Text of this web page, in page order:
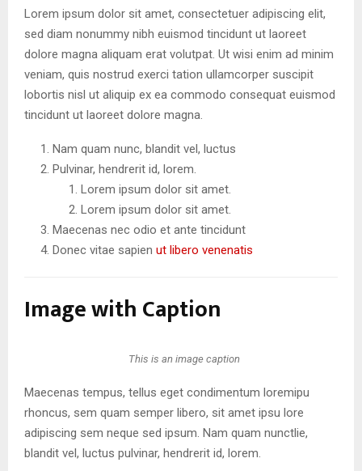
Lorem ipsum dolor sit amet, consectetuer adipiscing elit,
sed diam nonummy nibh euismod tincidunt ut laoreet
dolore magna aliquam erat volutpat. Ut wisi enim ad minim
veniam, quis nostrud exerci tation ullamcorper suscipit
lobortis nisl ut aliquip ex ea commodo consequat euismod
tincidunt ut laoreet dolore magna.
Nam quam nunc, blandit vel, luctus
Pulvinar, hendrerit id, lorem.
Lorem ipsum dolor sit amet.
Lorem ipsum dolor sit amet.
Maecenas nec odio et ante tincidunt
Donec vitae sapien ut libero venenatis
Image with Caption
This is an image caption
Maecenas tempus, tellus eget condimentum loremipu
rhoncus, sem quam semper libero, sit amet ipsu lore
adipiscing sem neque sed ipsum. Nam quam nunctlie,
blandit vel, luctus pulvinar, hendrerit id, lorem.